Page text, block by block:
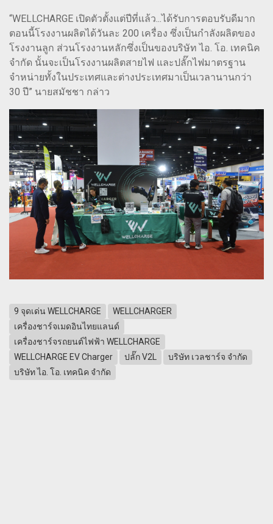
“WELLCHARGE เปิดตัวตั้งแต่ปีที่แล้ว...ได้รับการตอบรับดีมาก
ตอนนี้โรงงานผลิตได้วันละ 200 เครื่อง ซึ่งเป็นกำลังผลิตของ
โรงงานลูก ส่วนโรงงานหลักซึ่งเป็นของบริษัท ไอ. โอ. เทคนิค
จำกัด นั้นจะเป็นโรงงานผลิตสายไฟ และปลั๊กไฟมาตรฐาน
จำหน่ายทั้งในประเทศและต่างประเทศมาเป็นเวลานานกว่า
30 ปี” นายสมัชชา กล่าว
9 จุดเด่น WELLCHARGE
WELLCHARGER
เครื่องชาร์จเมดอินไทยแลนด์
เครื่องชาร์จรถยนต์ไฟฟ้า WELLCHARGE
WELLCHARGE EV Charger
ปลั๊ก V2L
บริษัท เวลชาร์จ จำกัด
บริษัท ไอ. โอ. เทคนิค จำกัด